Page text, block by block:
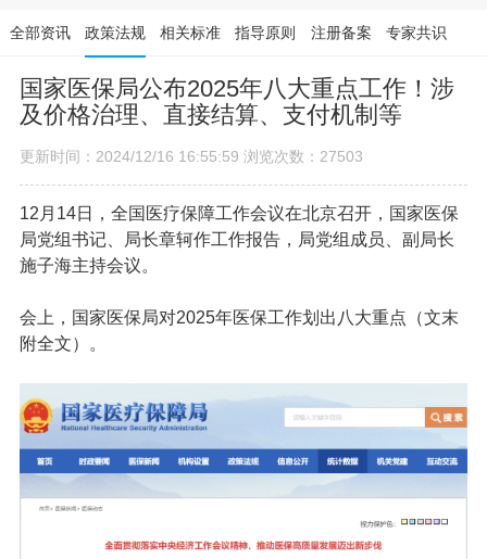
全部资讯 政策法规 相关标准 指导原则 注册备案 专家共识
国家医保局公布2025年八大重点工作！涉
及价格治理、直接结算、支付机制等
更新时间：2024/12/16 16:55:59 浏览次数：27503
12月14日，全国医疗保障工作会议在北京召开，国家医保
局党组书记、局长章轲作工作报告，局党组成员、副局长
施子海主持会议。
会上，国家医保局对2025年医保工作划出八大重点（文末
附全文）。